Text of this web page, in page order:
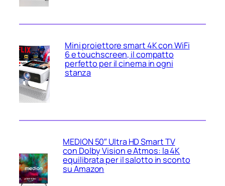
Mini proiettore smart 4K con WiFi
6 e touchscreen, il compatto
perfetto per il cinema in ogni
stanza
MEDION 50″ Ultra HD Smart TV
con Dolby Vision e Atmos: la 4K
equilibrata per il salotto in sconto
su Amazon